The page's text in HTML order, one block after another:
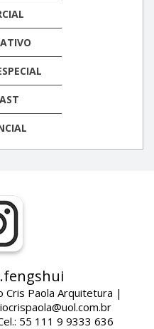
Paola Arquitetura |
55 111 9 9333 636